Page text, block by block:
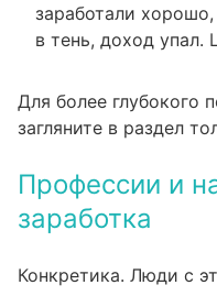
заработали
в тень, доход упал.
Для более глубокого
загляните в раздел
Профессии и
заработка
Конкретика. Люди с